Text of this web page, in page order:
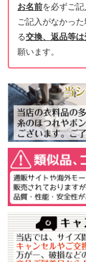
お名前を必ずご記
ご記入がなかっ
る交換、返品等
願います。